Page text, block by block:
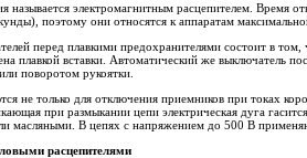
называется электромагнитным расцепителем. Время
поэтому они относятся к аппаратам
перед плавкими предохранителями состоит в
плавкой вставки. Автоматический же выключатель
поворотом рукоятки.
не только для отключения приемников при токах
при размыкании цепи электрическая дуга
масляными. В цепях с напряжением до 500 В
расцепителями